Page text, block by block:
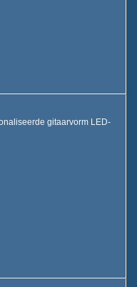
gitaarvorm LED-